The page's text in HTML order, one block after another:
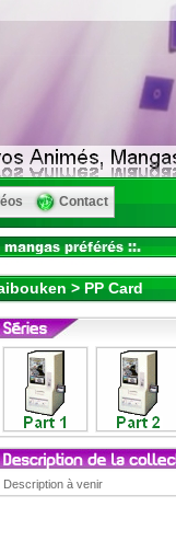
Contact
> PP Card
Description à venir